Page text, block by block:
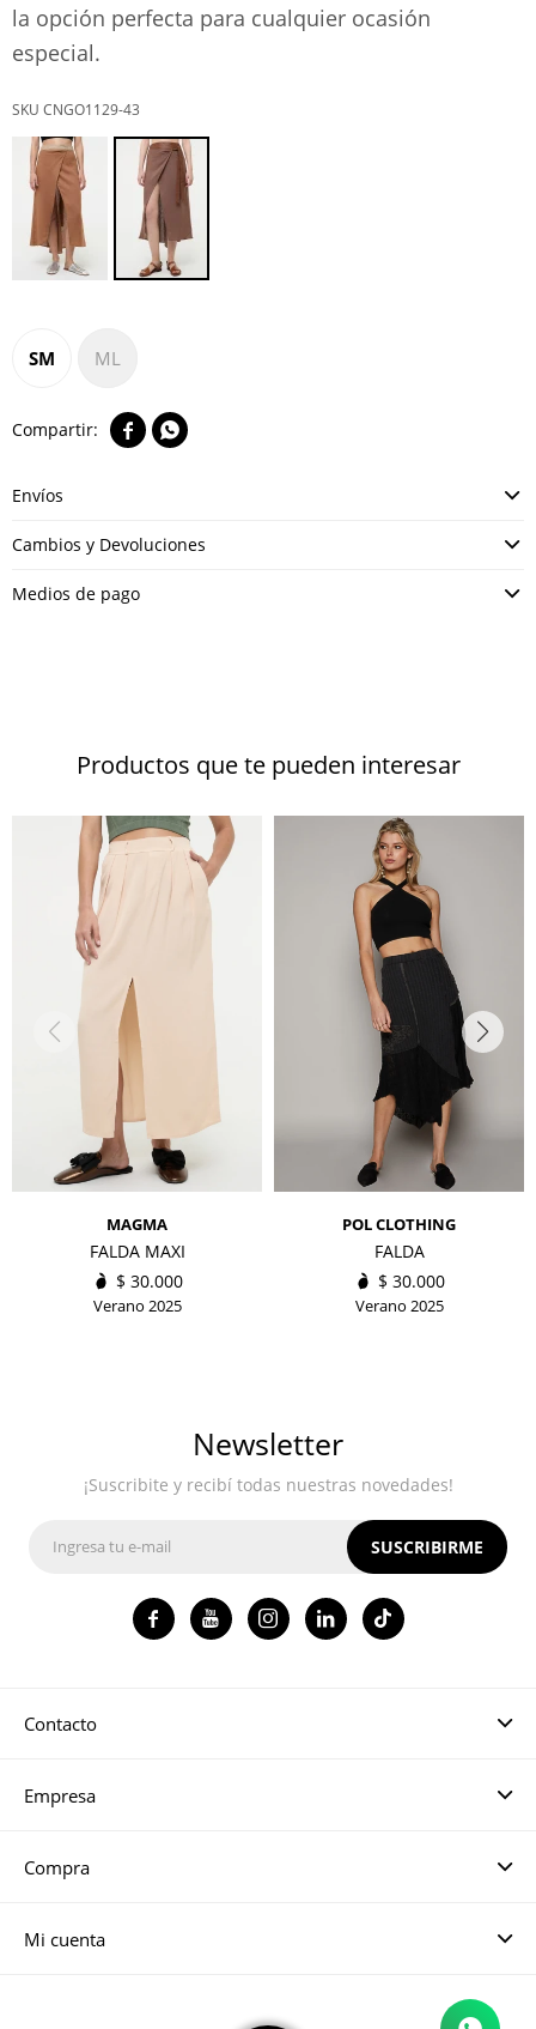
la opción perfecta para cualquier ocasión
especial.
CNGO1129-43
SM ML
 
Envíos
Cambios y Devoluciones
Medios de pago
Productos que te pueden interesar
MAGMA
FALDA MAXI
$ 30.000
Verano 2025
POL CLOTHING
FALDA
$ 30.000
Verano 2025
Contacto
Empresa
Compra
Mi cuenta
Newsletter
¡Suscribite y recibí todas nuestras novedades!
SUSCRIBIRME
   